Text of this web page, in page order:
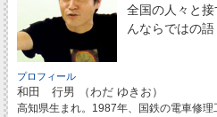
全国の人々と
んならではの語
プロフィール
和田 行男 （わだ ゆきお）
高知県生まれ。1987年、国鉄の電車修理